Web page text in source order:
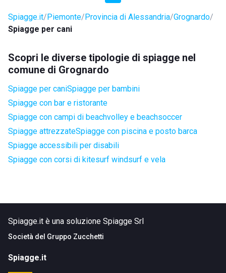
Spiagge.it Piemonte Provincia di Alessandria Grognardo
Spiagge per cani
Scopri le diverse tipologie di spiagge nel
comune di Grognardo
Spiagge per caniSpiagge per bambini
Spiagge con bar e ristorante
Spiagge con campi di beachvolley e beachsoccer
Spiagge attrezzateSpiagge con piscina e posto barca
Spiagge accessibili per disabili
Spiagge con corsi di kitesurf windsurf e vela
Spiagge.it è una soluzione Spiagge Srl
Società del Gruppo Zucchetti
Spiagge.it